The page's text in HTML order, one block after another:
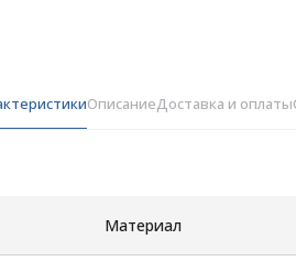
ОписаниеДоставка и оплаты
Материал